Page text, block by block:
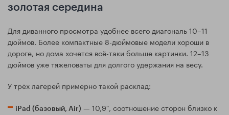
золотая середина
Для диванного просмотра удобнее всего диагональ 10–11
дюймов. Более компактные 8-дюймовые модели хороши в
дороге, но дома хочется всё-таки больше картинки. 12–13
дюймов уже тяжеловаты для долгого удержания на весу.
У трёх лагерей примерно такой расклад:
iPad (базовый, Air) — 10,9″, соотношение сторон близко к